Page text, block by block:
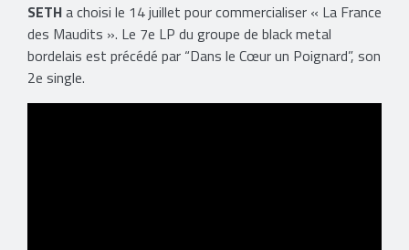
SETHa choisi le 14 juillet pour commercialiser « La France
des Maudits ». Le 7e LP du groupe de black metal
bordelais est précédé par “Dans le Cœur un Poignard”, son
2e single.